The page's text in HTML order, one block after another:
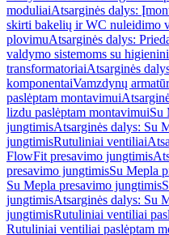
moduliaiAtsarginės dalys:
skirti bakelių ir WC nuleidimo
plovimuAtsarginės dalys:
valdymo sistemoms su
transformatoriaiAtsarginės
komponentaiVamzdynų
paslėptam montavimui
lizdu paslėptam montavimuiSu
jungtimisAtsarginės dalys: Su
jungtimisRutuliniai ventiliai
FlowFit presavimo jungtimis
presavimo jungtimisSu Mepla
Su Mepla presavimo jungtimis
jungtimisAtsarginės dalys: Su
jungtimisRutuliniai ventiliai
Rutuliniai ventiliai paslėptam